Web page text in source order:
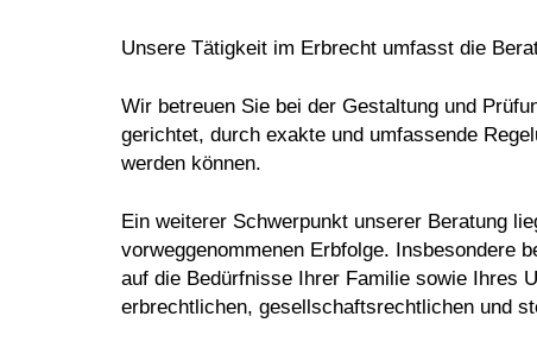
Unsere Tätigkeit im Erbrecht umfasst die
Wir betreuen Sie bei der Gestaltung und
gerichtet, durch exakte und umfassende
werden können.
Ein weiterer Schwerpunkt unserer Beratung
vorweggenommenen Erbfolge. Insbesondere
auf die Bedürfnisse Ihrer Familie sowie Ihres
erbrechtlichen, gesellschaftsrechtlichen und